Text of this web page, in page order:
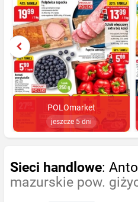
POLOmarket
jeszcze 5 dni
Sieci handlowe:
mazurskie pow.